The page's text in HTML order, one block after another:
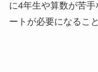
に4年生や算数が苦
ートが必要になるこ